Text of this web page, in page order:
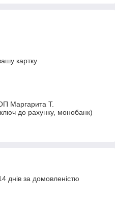
картку
Маргарита Т.
до рахунку, монобанк)
днів за домовленістю